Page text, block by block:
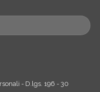
- D.lgs. 196 - 30